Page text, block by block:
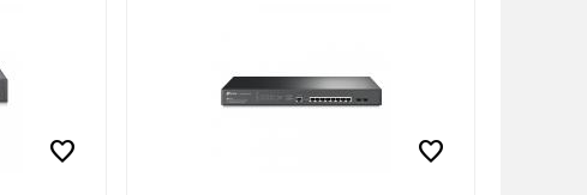
favorite favorite